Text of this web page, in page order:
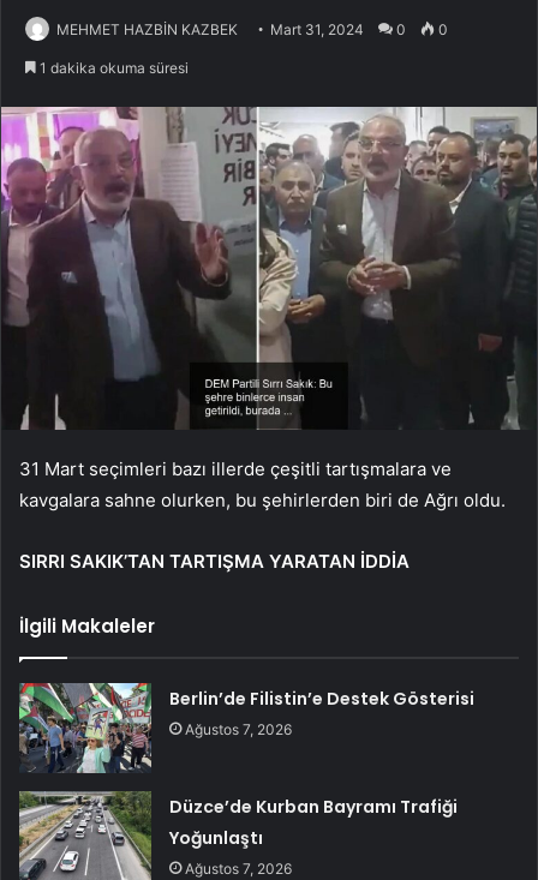
MEHMET HAZBİN KAZBEK Mart 31, 2024 0 0
1 dakika okuma süresi
31 Mart seçimleri bazı illerde çeşitli tartışmalara ve
kavgalara sahne olurken, bu şehirlerden biri de Ağrı oldu.
SIRRI SAKIK’TAN TARTIŞMA YARATAN İDDİA
İlgili Makaleler
Berlin’de Filistin’e Destek Gösterisi
Ağustos 7, 2026
Düzce’de Kurban Bayramı Trafiği
Yoğunlaştı
Ağustos 7, 2026